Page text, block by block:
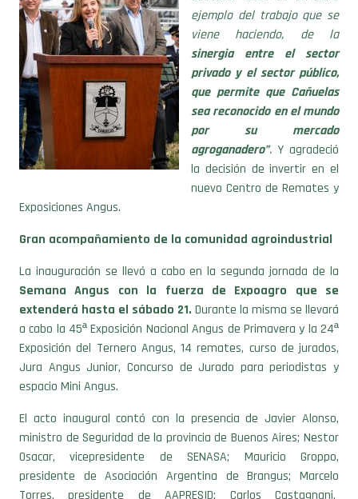
viene haciendo, de la
sinergia entre el sector
privado y el sector público,
que permite que Cañuelas
sea reconocido en el mundo
por su mercado
agroganadero”
Y agradeció
la decisión de invertir en el
nuevo Centro de Remates y
Gran acompañamiento de la comunidad agroindustrial
La inauguración se llevó a cabo en la segunda jornada de la
Semana Angus con la fuerza de Expoagro que se
extenderá hasta el sábado 21.Durante la misma se llevará
a cabo la 45ª Exposición Nacional Angus de Primavera y la 24ª
Exposición del Ternero Angus, 14 remates, curso de jurados,
Jura Angus Junior, Concurso de Jurado para periodistas y
espacio Mini Angus.
El acto inaugural contó con la presencia de Javier Alonso,
ministro de Seguridad de la provincia de Buenos Aires; Nestor
Osacar, vicepresidente de SENASA; Mauricio Groppo,
presidente de Asociación Argentina de Brangus; Marcelo
Torres, presidente de AAPRESID; Carlos Castagnani,
presidente de CRA; Nicolás Pino, presidente de Sociedad Rural